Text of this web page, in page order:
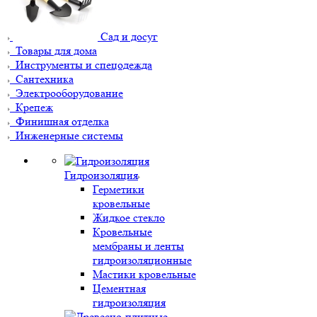
Сад и досуг
Товары для дома
Инструменты и спецодежда
Сантехника
Электрооборудование
Крепеж
Финишная отделка
Инженерные системы
Гидроизоляция
Герметики
кровельные
Жидкое стекло
Кровельные
мембраны и ленты
гидроизоляционные
Мастики кровельные
Цементная
гидроизоляция